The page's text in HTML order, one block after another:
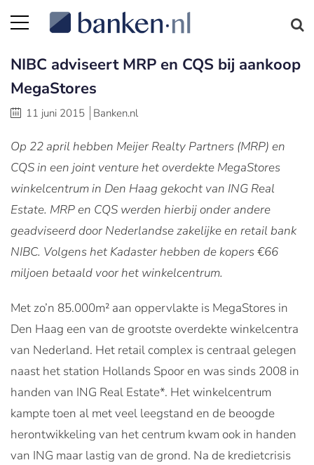
NIBC adviseert MRP en CQS bij aankoop
MegaStores
11 juni 2015 Banken.nl
Op 22 april hebben Meijer Realty Partners (MRP) en
CQS in een joint venture het overdekte MegaStores
winkelcentrum in Den Haag gekocht van ING Real
Estate. MRP en CQS werden hierbij onder andere
geadviseerd door Nederlandse zakelijke en retail bank
NIBC. Volgens het Kadaster hebben de kopers €66
miljoen betaald voor het winkelcentrum.
Met zo’n 85.000m² aan oppervlakte is MegaStores in
Den Haag een van de grootste overdekte winkelcentra
van Nederland. Het retail complex is centraal gelegen
naast het station Hollands Spoor en was sinds 2008 in
handen van ING Real Estate*. Het winkelcentrum
kampte toen al met veel leegstand en de beoogde
herontwikkeling van het centrum kwam ook in handen
van ING maar lastig van de grond. Na de kredietcrisis